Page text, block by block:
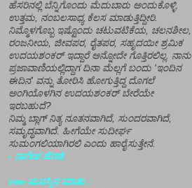
ಹೆಸರಿನಲ್ಲಿ ಬೆನ್ನಿಗೊಂದು ಮೆದುಬಾರು ಅಂದುಕೊಳ್ಳಿ.
ಉತ್ತಮ, ನಂಬಲಸಾಧ್ಯ ಕೆಲಸ ಮಾಡುತ್ತಿದ್ದೀರಿ.
ನಿಮ್ಮೊಳಗೊಬ್ಬ ಇಷ್ಟೊಂದು ಚಟುವಟಿಕೆಯ, ಚಲನಶೀಲ,
ರಂಜನೀಯ, ಜೀವಪರ, ರೈತಪರ, ಸಹೃದಯೀ ಶ್ರಮಿಕ
ಉದಯಶಂಕರ್ ಇದ್ದಾರೆ ಅನ್ನೋದೇ ಗೊತ್ತಿರಲಿಲ್ಲ. ನಾನು
ಪ್ರಜಾವಾಣಿಯಲ್ಲಿದ್ದಾಗ ದಿನಾ ಮೆಲ್ಲಗೆ ಬಂದು 'ಇಂದಿನ
ಈದಿನ' ವನ್ನು ತೋರಿಸಿ ಹೋಗುತ್ತಿದ್ದ ದೊಗಲೆ
ಅಂಗಿಯೊಳಗಿನ ಉದಯಶಂಕರ್ ಬೇರೆಯೇ
ಇರಬಹುದೆ?
ನಿಮ್ಮ ಬ್ಲಾಗ್ ನಿತ್ಯ ನೂತನವಾಗಿದೆ, ಸುಂದರವಾಗಿದೆ,
ಸಮೃದ್ಧವಾಗಿದೆ. ಹೀಗೆಯೇ ಸುದೀರ್ಘ
ಸುಮಂಗಲಿಯಾಗಿರಲಿ ಎಂದು ಹಾರೈಸುತ್ತೇನೆ.
- ನಾಗೇಶ ಹೆಗಡೆ
vee ಮನಸ್ಸಿನ ಮಾತು .